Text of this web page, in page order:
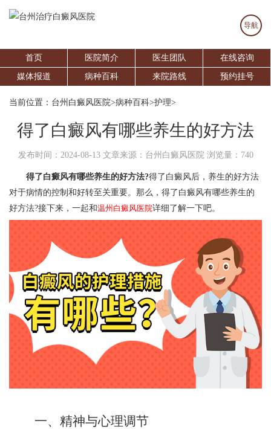
导航
首页 医院简介 医生团队 在线咨询
媒体报道 病种百科 来院路线 预约挂号
当前位置： 台州白癜风医院>病种百科>护理>
得了白癜风有哪些养生的好方法
发布时间：2024-08-13 文章来源：台州白癜风医院 浏览量：740
得了白癜风有哪些养生的好方法?得了白癜风后，养生的好方法
对于病情的控制和好转至关重要。那么，得了白癜风有哪些养生的
好方法?接下来，一起和温州白癜风医院详细了解一下吧。
一、精神与心理调节